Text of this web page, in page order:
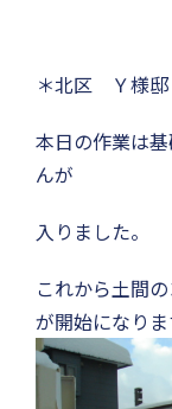
＊北区 Ｙ様
本日の作業は
んが
入りました。
これから土間
が開始になりま